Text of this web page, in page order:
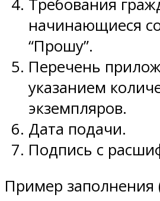
Требования
начинающиеся
“Прошу”.
Перечень
указанием
экземпляров.
Дата подачи.
Подпись с
Пример заполнения